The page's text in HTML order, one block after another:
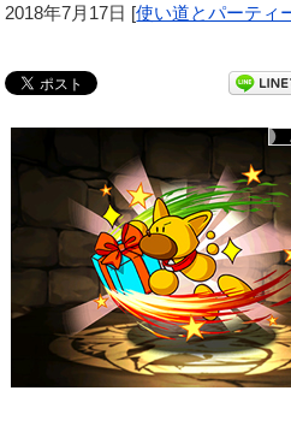
2018年7月17日 [使い道とパーティ